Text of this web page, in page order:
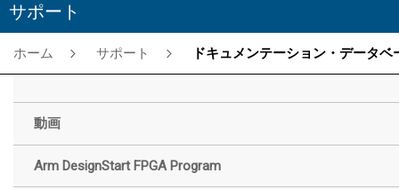
サポート
ホーム サポート ドキュメンテーション・データベー
動画
Arm DesignStart FPGA Program